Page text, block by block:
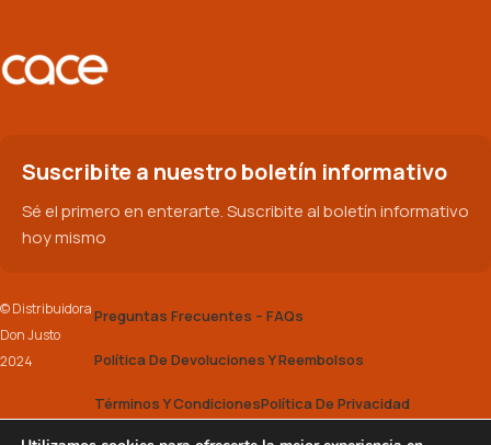
Suscribite a nuestro boletín informativo
Sé el primero en enterarte. Suscribite al boletín informativo
hoy mismo
© Distribuidora
Don Justo
2024
Preguntas Frecuentes – FAQs
Política De Devoluciones Y Reembolsos
Términos Y CondicionesPolítica De Privacidad